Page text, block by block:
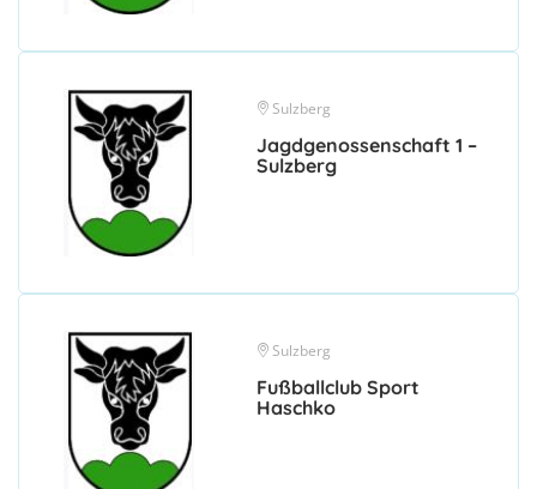
Sulzberg
Jagdgenossenschaft 1 –
Sulzberg
Sulzberg
Fußballclub Sport
Haschko